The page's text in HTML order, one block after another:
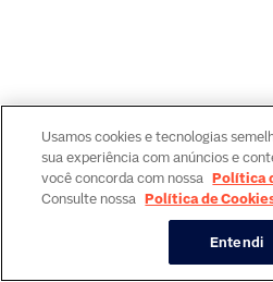
Usamos cookies e tecnologias
sua experiência com anúncios e
você concorda com nossa Política
Consulte nossa Política de
Entendi